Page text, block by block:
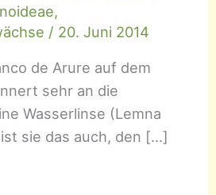
,
/ 20. Juni 2014
de Arure auf dem
sehr an die
Wasserlinse (Lemna
sie das auch, den […]